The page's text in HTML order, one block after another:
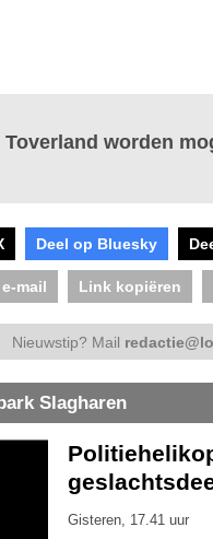
worden
Deel op Bluesky
mail Link kopiëren
Nieuwstip? Mail
Slagharen
Gisteren, 17.41 uur